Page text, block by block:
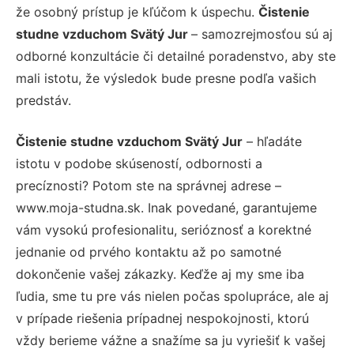
že osobný prístup je kľúčom k úspechu. Čistenie
studne vzduchom Svätý Jur – samozrejmosťou sú aj
odborné konzultácie či detailné poradenstvo, aby ste
mali istotu, že výsledok bude presne podľa vašich
predstáv.
Čistenie studne vzduchom Svätý Jur – hľadáte
istotu v podobe skúseností, odbornosti a
precíznosti? Potom ste na správnej adrese –
www.moja-studna.sk. Inak povedané, garantujeme
vám vysokú profesionalitu, serióznosť a korektné
jednanie od prvého kontaktu až po samotné
dokončenie vašej zákazky. Keďže aj my sme iba
ľudia, sme tu pre vás nielen počas spolupráce, ale aj
v prípade riešenia prípadnej nespokojnosti, ktorú
vždy berieme vážne a snažíme sa ju vyriešiť k vašej